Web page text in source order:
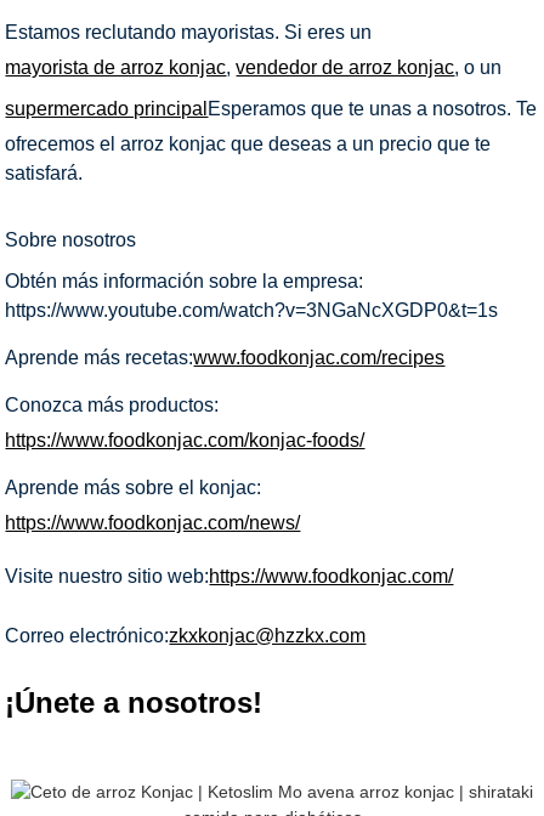
Estamos reclutando mayoristas. Si eres un
mayorista de arroz konjac,vendedor de arroz konjac, o un
supermercado principal Esperamos que te unas a nosotros. Te
ofrecemos el arroz konjac que deseas a un precio que te
satisfará.
Sobre nosotros
Obtén más información sobre la empresa:
https://www.youtube.com/watch?v=3NGaNcXGDP0&t=1s
Aprende más recetas:www.foodkonjac.com/recipes
Conozca más productos:
https://www.foodkonjac.com/konjac-foods/
Aprende más sobre el konjac:
https://www.foodkonjac.com/news/
Visite nuestro sitio web:https://www.foodkonjac.com/
Correo electrónico:zkxkonjac@hzzkx.com
¡Únete a nosotros!